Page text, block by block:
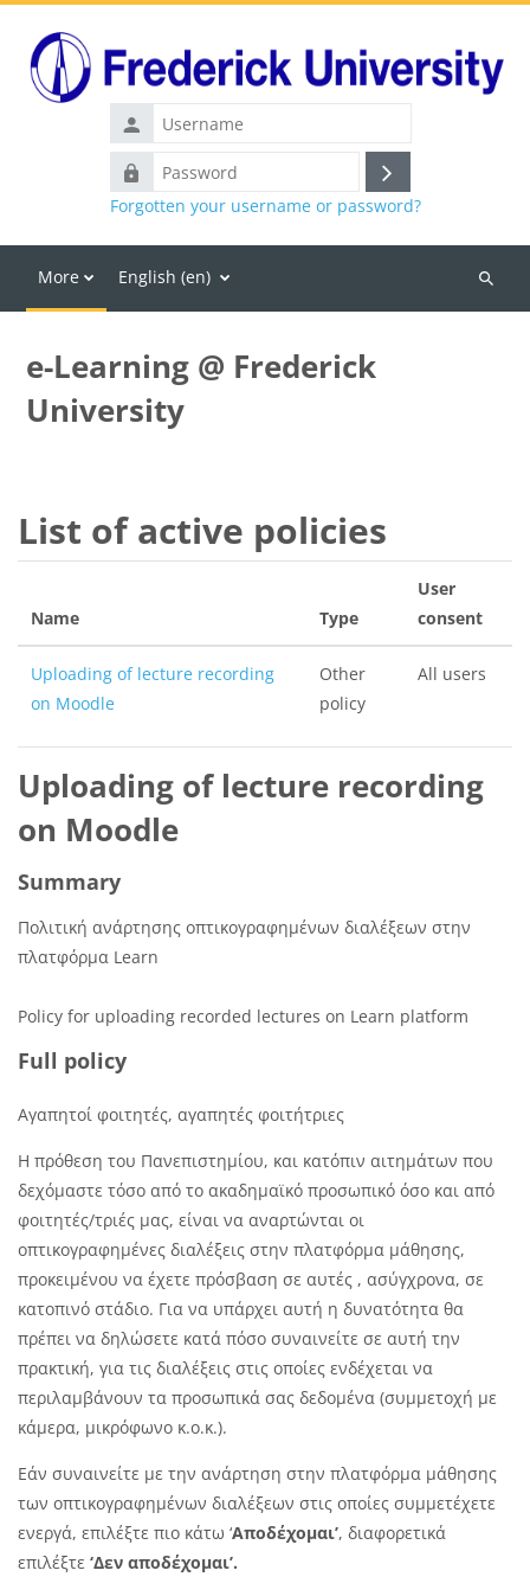
Username
Password
Log
in
Forgotten your username or password?
More English ‎(en)‎
Search
e-Learning @ Frederick
University
List of active policies
Name Type
User
consent
Uploading of lecture recording
on Moodle
Other
policy
All users
Uploading of lecture recording
on Moodle
Summary
Πολιτική ανάρτησης οπτικογραφημένων διαλέξεων στην
πλατφόρμα Learn
Policy for uploading recorded lectures on Learn platform
Full policy
Αγαπητοί φοιτητές, αγαπητές φοιτήτριες
H πρόθεση του Πανεπιστημίου, και κατόπιν αιτημάτων που
δεχόμαστε τόσο από το ακαδημαϊκό προσωπικό όσο και από
φοιτητές/τριές μας, είναι να αναρτώνται οι
οπτικογραφημένες διαλέξεις στην πλατφόρμα μάθησης,
προκειμένου να έχετε πρόσβαση σε αυτές , ασύγχρονα, σε
κατοπινό στάδιο. Για να υπάρχει αυτή η δυνατότητα θα
πρέπει να δηλώσετε κατά πόσο συναινείτε σε αυτή την
πρακτική, για τις διαλέξεις στις οποίες ενδέχεται να
περιλαμβάνουν τα προσωπικά σας δεδομένα (συμμετοχή με
κάμερα, μικρόφωνο κ.ο.κ.).
Εάν συναινείτε με την ανάρτηση στην πλατφόρμα μάθησης
των οπτικογραφημένων διαλέξεων στις οποίες συμμετέχετε
ενεργά, επιλέξτε πιο κάτω ‘Αποδέχομαι’, διαφορετικά
επιλέξτε ‘Δεν αποδέχομαι’.